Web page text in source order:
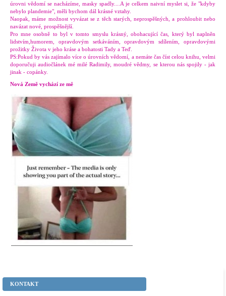
úrovni vědomí se nacházíme, masky spadly....A je celkem naivní myslet si, že "kdyby
nebylo plandemie", měli bychom dál krásné vztahy.
Naopak, máme možnost vyvázat se z těch starých, neprospěšných, a prohloubit nebo
navázat nové, prospěšnější.
Pro mne osobně to byl v tomto smyslu krásný, obohacující čas, který byl naplněn
lidstvím,humorem, opravdovým setkáváním, opravdovým sdílením, opravdovými
prožitky Života v jeho kráse a bohatosti Tady a Teď.
PS:Pokud by vás zajímalo více o úrovních vědomí, a nemáte čas číst celou knihu, velmi
doporučuji audiočlánek mé milé Radimily, moudré vědmy, se kterou nás spojily - jak
jinak - copánky.
Nová Země vychází ze mě
KONTAKT